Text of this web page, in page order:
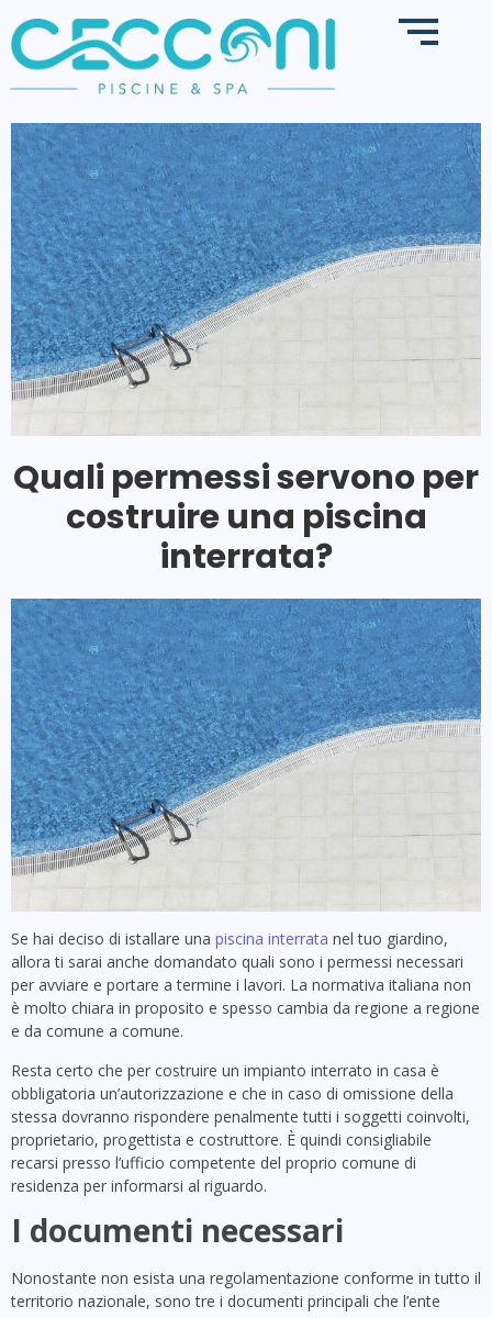
Quali permessi servono per
costruire una piscina
interrata?
Se hai deciso di istallare una piscina interrata nel tuo giardino,
allora ti sarai anche domandato quali sono i permessi necessari
per avviare e portare a termine i lavori. La normativa italiana non
è molto chiara in proposito e spesso cambia da regione a regione
e da comune a comune.
Resta certo che per costruire un impianto interrato in casa è
obbligatoria un’autorizzazione e che in caso di omissione della
stessa dovranno rispondere penalmente tutti i soggetti coinvolti,
proprietario, progettista e costruttore. È quindi consigliabile
recarsi presso l’ufficio competente del proprio comune di
residenza per informarsi al riguardo.
I documenti necessari
Nonostante non esista una regolamentazione conforme in tutto il
territorio nazionale, sono tre i documenti principali che l’ente